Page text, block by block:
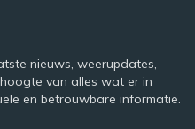
nieuws, weerupdates,
van alles wat er in
en betrouwbare informatie.